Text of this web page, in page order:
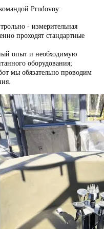
Prudovoy:
- измерительная
проходят стандартные
опыт и необходимую
оборудования;
мы обязательно проводим